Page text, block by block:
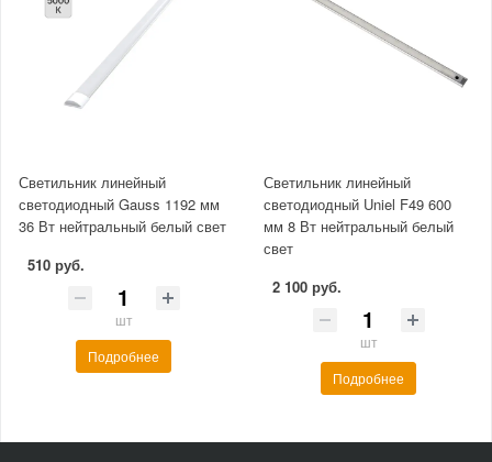
Светильник линейный
светодиодный Gauss 1192 мм
36 Вт нейтральный белый свет
510 руб.
шт
Подробнее
Светильник линейный
светодиодный Uniel F49 600
мм 8 Вт нейтральный белый
свет
2 100 руб.
шт
Подробнее